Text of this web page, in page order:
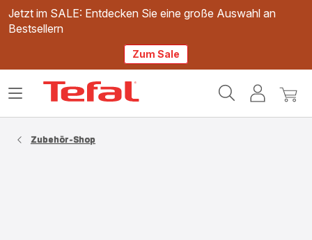
Jetzt im SALE: Entdecken Sie eine große Auswahl an
Bestsellern
Zum Sale
Mein
Mein
Das
Zubehör-Shop